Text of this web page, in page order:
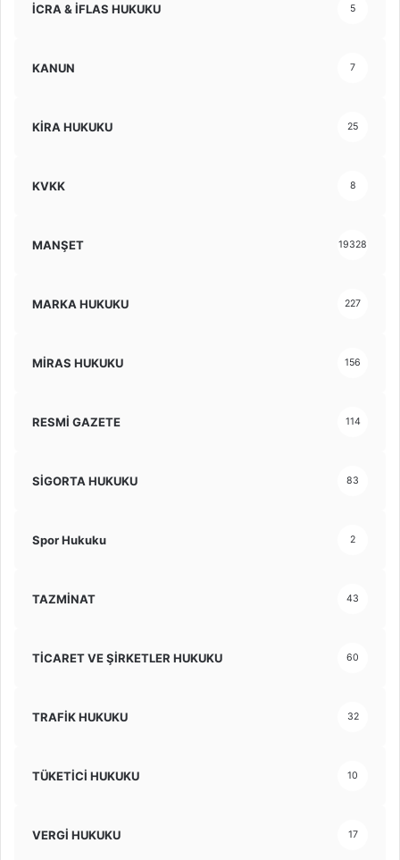
İCRA & İFLAS HUKUKU 5
KANUN 7
KİRA HUKUKU 25
KVKK 8
MANŞET 19328
MARKA HUKUKU 227
MİRAS HUKUKU 156
RESMİ GAZETE 114
SİGORTA HUKUKU 83
Spor Hukuku 2
TAZMİNAT 43
TİCARET VE ŞİRKETLER HUKUKU 60
TRAFİK HUKUKU 32
TÜKETİCİ HUKUKU 10
VERGİ HUKUKU 17